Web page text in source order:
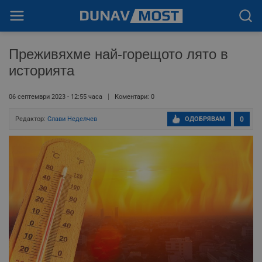
Преживяхме най-горещото лято в
историята
06 септември 2023 - 12:55 часа Коментари: 0
Редактор: Слави Неделчев 0
ОДОБРЯВАМ